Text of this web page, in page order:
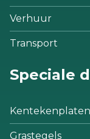
Verhuur
Transport
Speciale
Kentekenplaten
Grastegels